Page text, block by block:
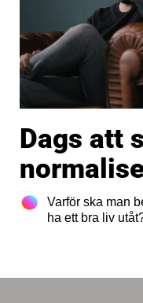
Dags att
Varför ska man
ha ett bra liv